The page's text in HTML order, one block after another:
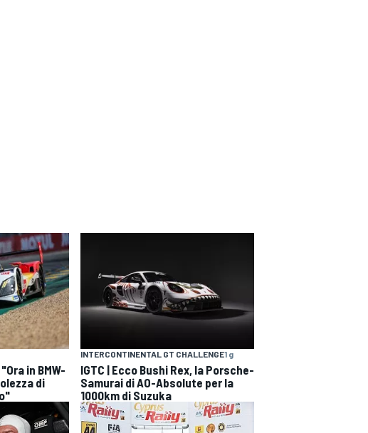
in BMW-
di
INTERCONTINENTAL GT CHALLENGE1 g
IGTC | Ecco Bushi Rex, la Porsche-
Samurai di AO-Absolute per la
1000km di Suzuka